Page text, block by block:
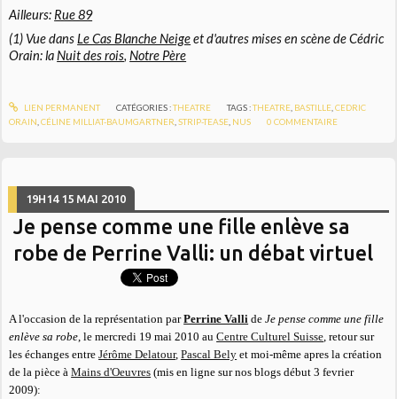
Ailleurs: Rue 89
(1) Vue dansLe Cas Blanche Neigeet d'autres mises en scène de Cédric
Orain: laNuit des rois,Notre Père
LIEN PERMANENT CATÉGORIES :THEATRE TAGS :THEATRE BASTILLE ,CEDRIC
ORAIN ,CÉLINE MILLIAT-BAUMGARTNER ,STRIP-TEASE NUS 0 COMMENTAIRE
19H14 15 MAI 2010
Je pense comme une fille enlève sa
robe de Perrine Valli: un débat virtuel
A l'occasion de la représentation parPerrine Valli deJe pense comme une fille
enlève sa robe, le mercredi 19 mai 2010 auCentre Culturel Suisse, retour sur
les échanges entreJérôme Delatour,Pascal Bely et moi-même apres la création
de la pièce àMains d'Oeuvres (mis en ligne sur nos blogs début 3 fevrier
2009):